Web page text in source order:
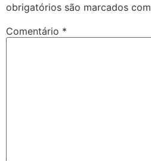
obrigatórios são marcados com
Comentário *